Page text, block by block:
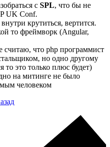
с SPL, что бы не
UK Conf.
крутиться, вертится.
то фреймворк (Angular,
что php программист
но одно другому
то это только плюс будет)
на митинге не было
человеком